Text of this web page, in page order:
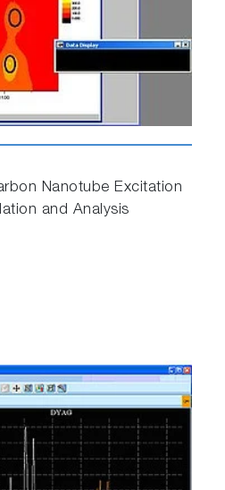
Nanotube Excitation
and Analysis